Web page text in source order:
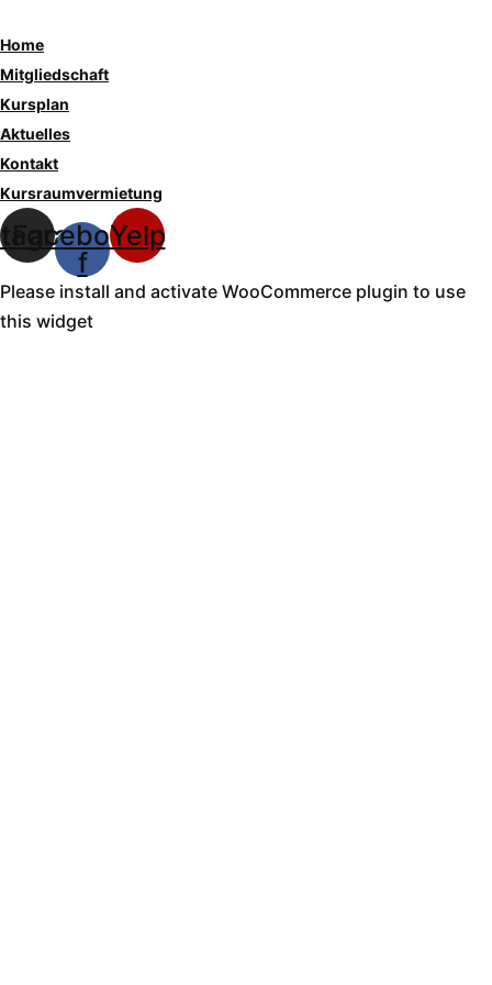
Home
Mitgliedschaft
Kursplan
Aktuelles
Kontakt
Kursraumvermietung
Facebook-
f
Yelp
Please install and activate WooCommerce plugin to use
this widget